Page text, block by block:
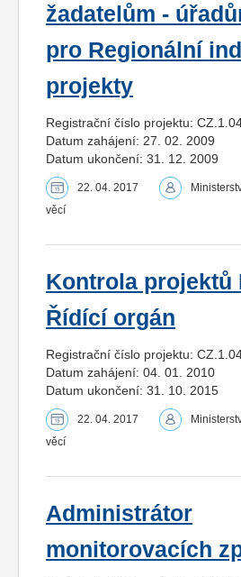
žadatelům -
pro Regionální
projekty
Registrační číslo projektu:
Datum zahájení: 27. 02. 2009
Datum ukončení: 31. 12. 2009
22. 04. 2017
věcí
Kontrola projektů
Řídící orgán
Registrační číslo projektu:
Datum zahájení: 04. 01. 2010
Datum ukončení: 31. 10. 2015
22. 04. 2017
věcí
Administrátor
monitorovacích